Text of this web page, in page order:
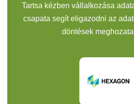
Tartsa kézben vállalkozása
csapata segít eligazodni az
döntések